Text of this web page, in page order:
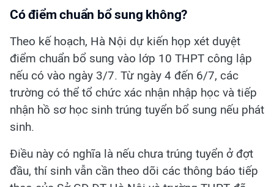
Có điểm chuẩn bổ sung không?
Theo kế hoạch, Hà Nội dự kiến họp xét duyệt
điểm chuẩn bổ sung vào lớp 10 THPT công lập
nếu có vào ngày 3/7. Từ ngày 4 đến 6/7, các
trường có thể tổ chức xác nhận nhập học và tiếp
nhận hồ sơ học sinh trúng tuyển bổ sung nếu phát
sinh.
Điều này có nghĩa là nếu chưa trúng tuyển ở đợt
đầu, thí sinh vẫn cần theo dõi các thông báo tiếp